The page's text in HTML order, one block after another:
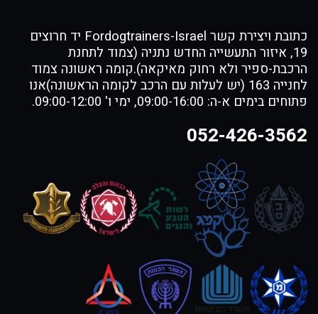
כתובת ויצירת קשר Fordogtrainers-Israel יד חרוצים
19, איזור התעשייה החדש נתניה (צמוד לתחנת
הרכבת-ספיר ולא רחוק מאיקאה).קומה ראשונה צמוד
לחנייה 163 (יש לעלות עם הרכב לקומה הראשונה)אנו
פתוחים בימים א-ה: 09:00-16:00, ימי ו' 09:00-12:00.
052-426-3562